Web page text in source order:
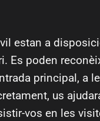
estan a
Es poden
principal, a
us
vos en les